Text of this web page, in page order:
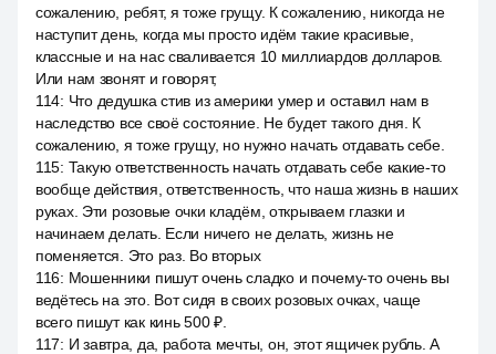
сожалению, ребят, я тоже грущу. К сожалению, никогда не
наступит день, когда мы просто идём такие красивые,
классные и на нас сваливается 10 миллиардов долларов.
Или нам звонят и говорят,
114: Что дедушка стив из америки умер и оставил нам в
наследство все своё состояние. Не будет такого дня. К
сожалению, я тоже грущу, но нужно начать отдавать себе.
115: Такую ответственность начать отдавать себе какие-то
вообще действия, ответственность, что наша жизнь в наших
руках. Эти розовые очки кладём, открываем глазки и
начинаем делать. Если ничего не делать, жизнь не
поменяется. Это раз. Во вторых
116: Мошенники пишут очень сладко и почему-то очень вы
ведётесь на это. Вот сидя в своих розовых очках, чаще
всего пишут как кинь 500 ₽.
117: И завтра, да, работа мечты, он, этот ящичек рубль. А